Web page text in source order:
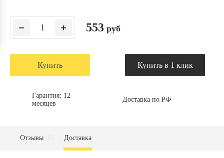
553 руб
Купить Купить в 1 клик
Гарантия: 12
месяцев
Доставка по РФ
Отзывы Доставка